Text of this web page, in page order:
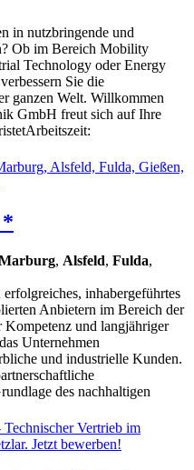
in nutzbringende und
Ob im Bereich Mobility
Technology oder Energy
Sie die
ganzen Welt. Willkommen
GmbH freut sich auf Ihre
*
, Alsfeld, Fulda,
inhabergeführtes
Anbietern im Bereich der
und langjähriger
Unternehmen
und industrielle Kunden.
des nachhaltigen